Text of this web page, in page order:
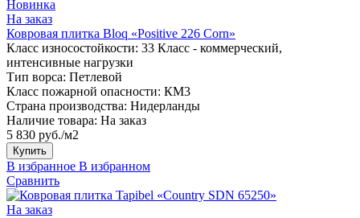
Новинка
На заказ
Ковровая плитка Bloq «Positive 226 Corn»
Класс износостойкости: 33 Класс - коммерческий,
интенсивные нагрузки
Тип ворса: Петлевой
Класс пожарной опасности: КМ3
Страна производства: Нидерланды
Наличие товара: На заказ
5 830 руб./м2
Купить
В избранное В избранном
Сравнить
На заказ